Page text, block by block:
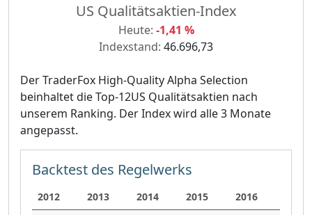
US Qualitätsaktien-Index
Heute: -1,41 %
Indexstand: 46.696,73
Der TraderFox High-Quality Alpha Selection
beinhaltet die Top-12US Qualitätsaktien nach
unserem Ranking. Der Index wird alle 3 Monate
angepasst.
Backtest des Regelwerks
2012 2013 2014 2015 2016